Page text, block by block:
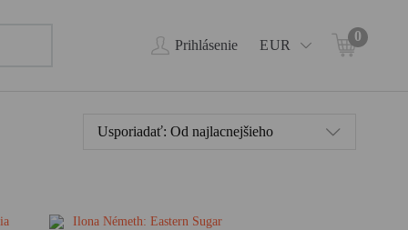
Prihlásenie EUR
0
Usporiadať: Od najlacnejšieho